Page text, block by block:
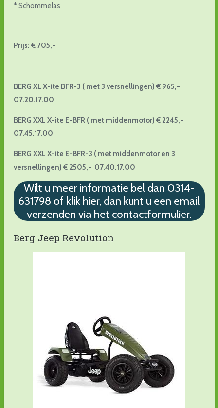
* Schommelas
Prijs: € 705,-
BERG XL X-ite BFR-3 ( met 3 versnellingen) € 965,-
07.20.17.00
BERG XXL X-ite E-BFR ( met middenmotor) € 2245,-
07.45.17.00
BERG XXL X-ite E-BFR-3 ( met middenmotor en 3
versnellingen) € 2505,- 07.40.17.00
Wilt u meer informatie bel dan 0314-
631798 of klik hier, dan kunt u een email
verzenden via het contactformulier.
Berg Jeep Revolution